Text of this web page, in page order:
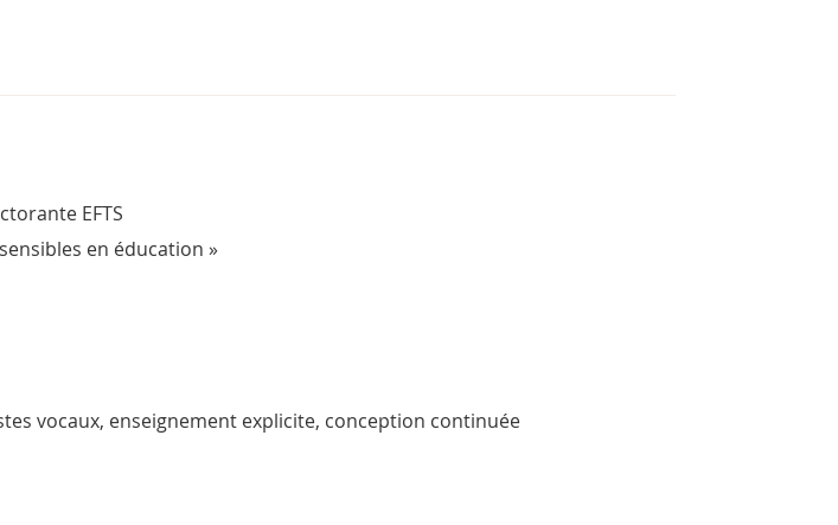
EFTS
en éducation »
vocaux, enseignement explicite, conception continuée